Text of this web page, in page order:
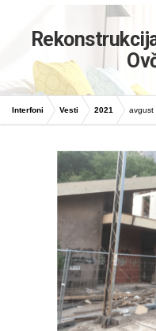
Interfoni Vesti 2021 avgust